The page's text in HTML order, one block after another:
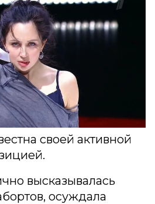
своей активной
высказывалась
осуждала